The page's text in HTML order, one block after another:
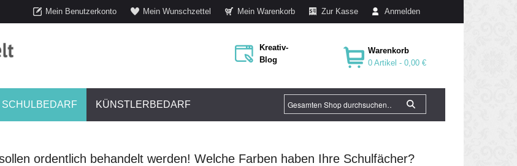
Mein Benutzerkonto Mein Wunschzettel Mein Warenkorb Zur Kasse Anmelden
Kreativ-
Blog
Warenkorb
0 Artikel -0,00 €
SCHULBEDARF KÜNSTLERBEDARF
ordentlich behandelt werden! Welche Farben haben Ihre Schulfächer?